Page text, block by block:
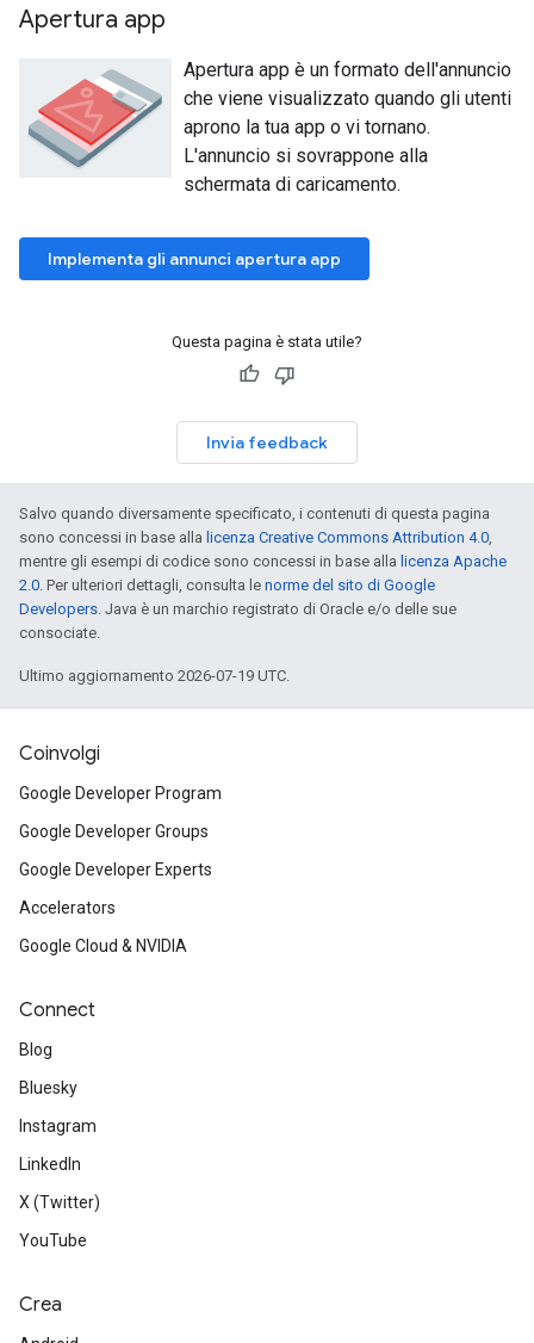
Apertura app
Apertura app è un formato dell'annuncio
che viene visualizzato quando gli utenti
aprono la tua app o vi tornano.
L'annuncio si sovrappone alla
schermata di caricamento.
Implementa gli annunci apertura app
Questa pagina è stata utile?
Invia feedback
Salvo quando diversamente specificato, i contenuti di questa pagina
sono concessi in base alla licenza Creative Commons Attribution 4.0,
mentre gli esempi di codice sono concessi in base alla licenza Apache
2.0. Per ulteriori dettagli, consulta le norme del sito di Google
Developers. Java è un marchio registrato di Oracle e/o delle sue
consociate.
Ultimo aggiornamento 2026-07-19 UTC.
Coinvolgi
Google Developer Program
Google Developer Groups
Google Developer Experts
Accelerators
Google Cloud & NVIDIA
Connect
Blog
Bluesky
Instagram
LinkedIn
X (Twitter)
YouTube
Crea